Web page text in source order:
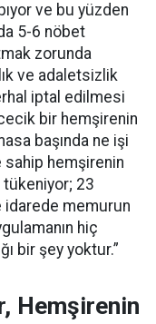
ve bu yüzden
5-6 nöbet
zorunda
ve adaletsizlik
iptal edilmesi
bir hemşirenin
başında ne işi
sahip hemşirenin
tükeniyor; 23
idarede memurun
hiç
bir şey yoktur.”
Hemşirenin